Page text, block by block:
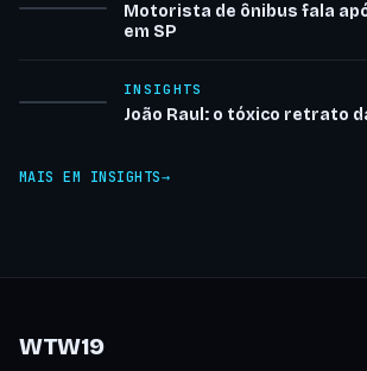
Motorista de ônibus fala
em SP
INSIGHTS
João Raul: o tóxico retrato
MAIS EM INSIGHTS
WTW19